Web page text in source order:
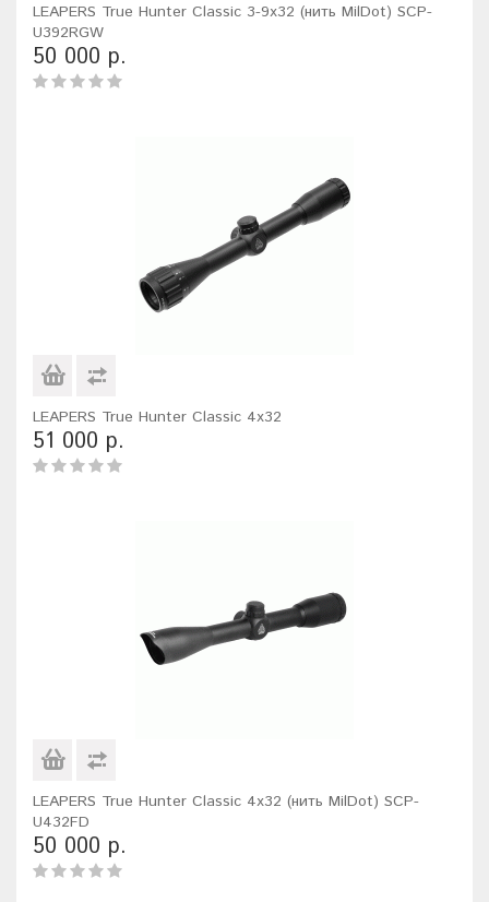
LEAPERS True Hunter Classic 3-9x32 (нить MilDot) SCP-
U392RGW
50 000 р.
LEAPERS True Hunter Classic 4x32
51 000 р.
LEAPERS True Hunter Classic 4x32 (нить MilDot) SCP-
U432FD
50 000 р.